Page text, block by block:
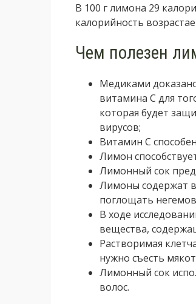
В 100 г лимона 29
калорийность
Чем полезен
Медиками
витамина С для
которая будет
вирусов;
Витамин С
Лимон
Лимонный сок
Лимоны содержат
поглощать
В ходе
вещества,
Растворимая
нужно съесть
Лимонный сок
волос.